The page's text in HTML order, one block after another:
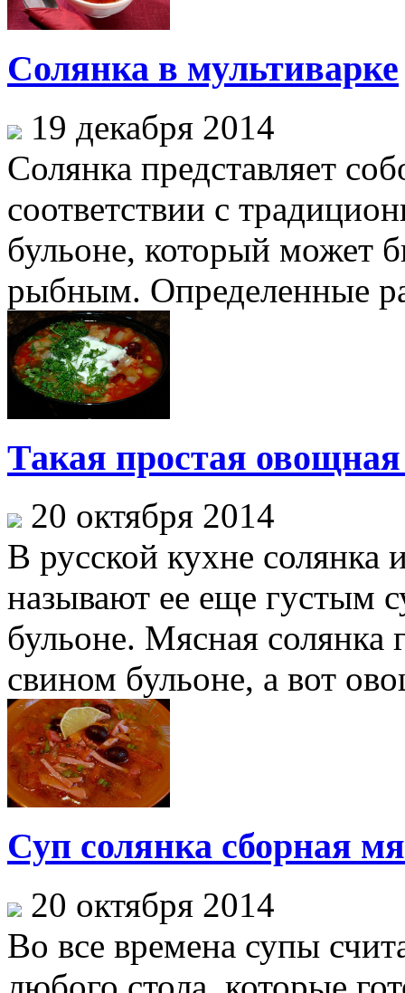
Солянка в мультиварке
19 декабря 2014
Солянка представляет
соответствии с
бульоне, который может
рыбным. Определенные
Такая простая
20 октября 2014
В русской кухне солянка
называют ее еще густым
бульоне. Мясная солянка
свином бульоне, а вот
Суп солянка сборная
20 октября 2014
Во все времена супы